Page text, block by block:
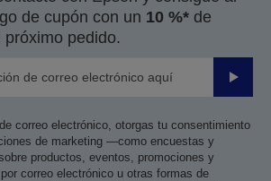
de cupón con un 10 %* de
pedido.
Enviar
correo electrónico, otorgas tu consentimiento
de marketing —como encuestas y
productos, eventos, promociones y
correo electrónico u otras formas de